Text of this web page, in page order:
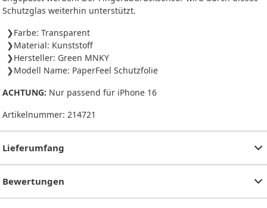
Schutzglas weiterhin unterstützt.
Farbe: Transparent
Material: Kunststoff
Hersteller: Green MNKY
Modell Name: PaperFeel Schutzfolie
ACHTUNG: Nur passend für iPhone 16
Artikelnummer: 214721
Lieferumfang
Bewertungen